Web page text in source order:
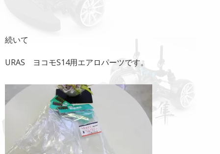
続いて
URAS ヨコモS14用エアロパーツです。